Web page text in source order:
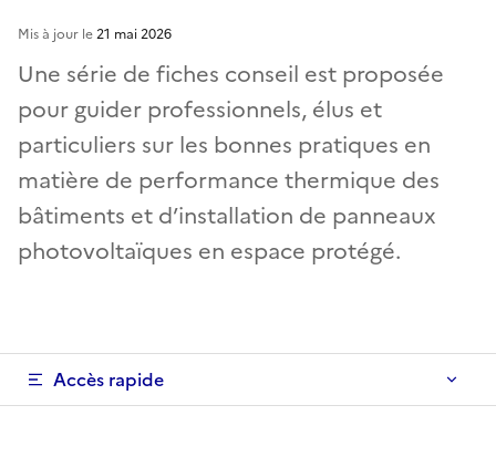
Une série de fiches conseil est proposée
pour guider professionnels, élus et
particuliers sur les bonnes pratiques en
matière de performance thermique des
bâtiments et d’installation de panneaux
photovoltaïques en espace protégé.
Mis à jour le21 mai 2026
Accès rapide